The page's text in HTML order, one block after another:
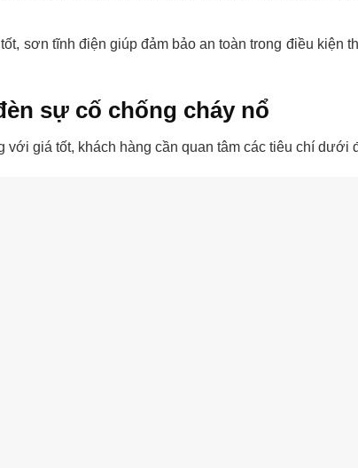
sơn tĩnh điện giúp đảm bảo an toàn trong điều kiện
sự cố chống cháy nổ
với giá tốt, khách hàng cần quan tâm các tiêu chí dưới